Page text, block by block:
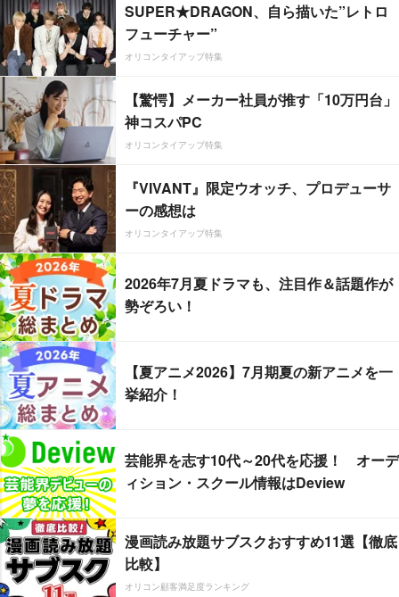
SUPER★DRAGON、自ら描いた”レトロ
フューチャー”
オリコンタイアップ特集
【驚愕】メーカー社員が推す「10万円台」
神コスパPC
オリコンタイアップ特集
『VIVANT』限定ウオッチ、プロデューサ
ーの感想は
オリコンタイアップ特集
2026年7月夏ドラマも、注目作＆話題作が
勢ぞろい！
【夏アニメ2026】7月期夏の新アニメを一
挙紹介！
芸能界を志す10代～20代を応援！ オーデ
ィション・スクール情報はDeview
漫画読み放題サブスクおすすめ11選【徹底
比較】
オリコン顧客満足度ランキング